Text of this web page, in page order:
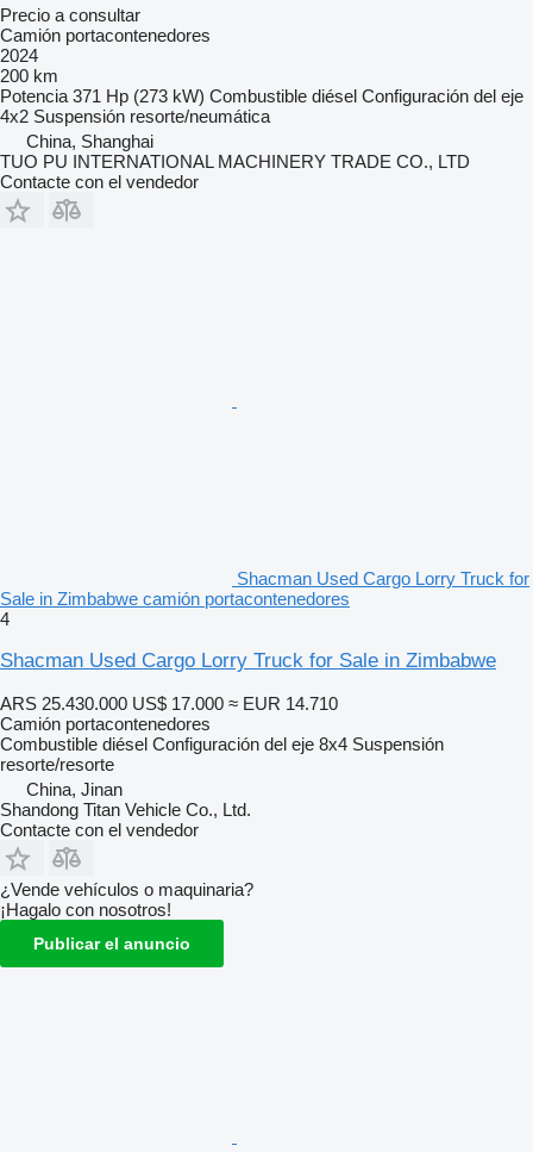
Precio a consultar
Camión portacontenedores
2024
200 km
Potencia 371 Hp (273 kW) Combustible diésel Configuración del eje
4x2 Suspensión resorte/neumática
China, Shanghai
TUO PU INTERNATIONAL MACHINERY TRADE CO., LTD
Contacte con el vendedor
Shacman Used Cargo Lorry Truck for
Sale in Zimbabwe camión portacontenedores
4
Shacman Used Cargo Lorry Truck for Sale in Zimbabwe
ARS 25.430.000 US$ 17.000 ≈ EUR 14.710
Camión portacontenedores
Combustible diésel Configuración del eje 8x4 Suspensión
resorte/resorte
China, Jinan
Shandong Titan Vehicle Co., Ltd.
Contacte con el vendedor
¿Vende vehículos o maquinaria?
¡Hagalo con nosotros!
Publicar el anuncio